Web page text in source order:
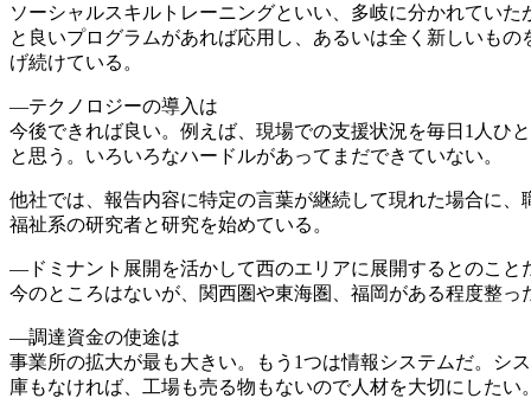
ソーシャルスキルトレーニングといい、多岐に分かれてい
と良いプログラムがあれば応用し、あるいは全く新しいも
げ続けている。
―テクノロジーの導入は
今後できれば良い。例えば、現場での支援状況を毎日1人ひ
と思う。いろいろなハードルがあってまだできていない。
他社では、報告内容に特定の言葉が継続して現れた場合に
福祉系の研究者と研究を始めている。
―ドミナント展開を活かして西のエリアに展開するとのこと
今のところはないが、関西圏や東海圏、福岡がある程度整
―調達資金の使途は
事業所の拡大が最も大きい。もう1つは情報システムだ。シ
庫もなければ、工場も売る物もないので人材を大切にしたい